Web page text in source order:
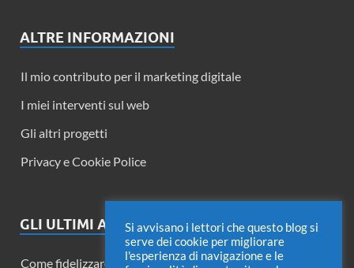
ALTRE INFORMAZIONI
Il mio contributo per il marketing digitale
I miei interventi sul web
Gli altri progetti
Privacy e Cookie Police
GLI ULTIMI ARTICOLI
Come fidelizzare i lettori di un blog
Si avvisano i lettori che questo blog si
serve dei cookie per migliorare
l'esperienza di navigazione e le